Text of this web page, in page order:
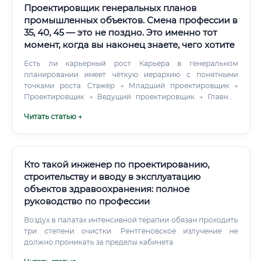
Проектировщик генеральных планов
промышленных объектов. Смена профессии в
35, 40, 45 — это не поздно. Это именно тот
момент, когда вы наконец знаете, чего хотите
Есть ли карьерный рост Карьера в генеральном
планировании имеет чёткую иерархию с понятными
точками роста: Стажёр → Младший проектировщик →
Проектировщик → Ведущий проектировщик → Главный
Руководитель отдела → Технический директор / Директор
Через 7–10 лет реально стать ГИПом с доходом от 200 000
рублей в месяц Смежные специальности: что выбрать и
чем эта профессия лучше Многие задаются вопросом: а
зачем именно генеральные планы? Давайте сравним эту
специализацию с ближайшими аналогами. ✅ Главное
преимущество генерального планирования — острый
дефицит квалифицированных специалистов на рынке.
Читать статью →
Кто такой инженер по проектированию,
строительству и вводу в эксплуатацию
объектов здравоохранения: полное
руководство по профессии
Воздух в палатах интенсивной терапии обязан проходить
три степени очистки. Рентгеновское излучение не
должно проникать за пределы кабинета.